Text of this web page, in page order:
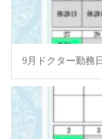
9月ドクター勤務